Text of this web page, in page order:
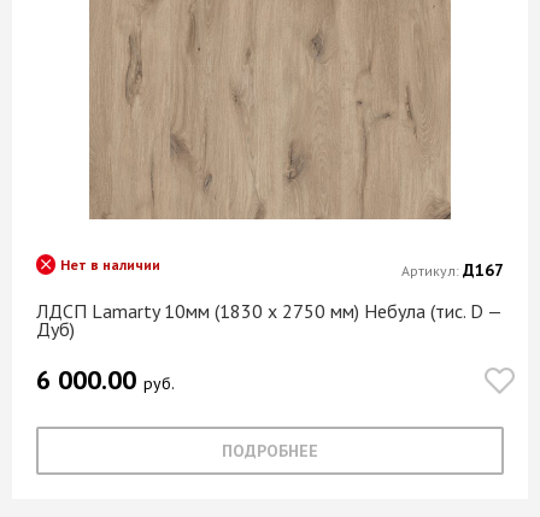
ЛДСП Lamarty 10мм (1830 х 2750 мм) Небула (тис. D —
Дуб)
Нет в наличии
6 000.00 руб.
ПОДРОБНЕЕ
Артикул: Д167